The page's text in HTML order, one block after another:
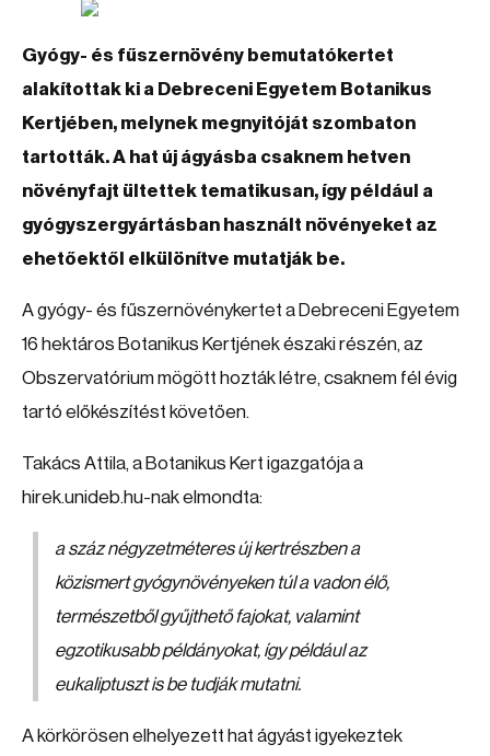
Gyógy- és fűszernövény bemutatókertet
alakítottak ki a Debreceni Egyetem Botanikus
Kertjében, melynek megnyitóját szombaton
tartották. A hat új ágyásba csaknem hetven
növényfajt ültettek tematikusan, így például a
gyógyszergyártásban használt növényeket az
ehetőektől elkülönítve mutatják be.
A gyógy- és fűszernövénykertet a Debreceni Egyetem
16 hektáros Botanikus Kertjének északi részén, az
Obszervatórium mögött hozták létre, csaknem fél évig
tartó előkészítést követően.
Takács Attila, a Botanikus Kert igazgatója a
hirek.unideb.hu-nak elmondta:
a száz négyzetméteres új kertrészben a
közismert gyógynövényeken túl a vadon élő,
természetből gyűjthető fajokat, valamint
egzotikusabb példányokat, így például az
eukaliptuszt is be tudják mutatni.
A körkörösen elhelyezett hat ágyást igyekeztek